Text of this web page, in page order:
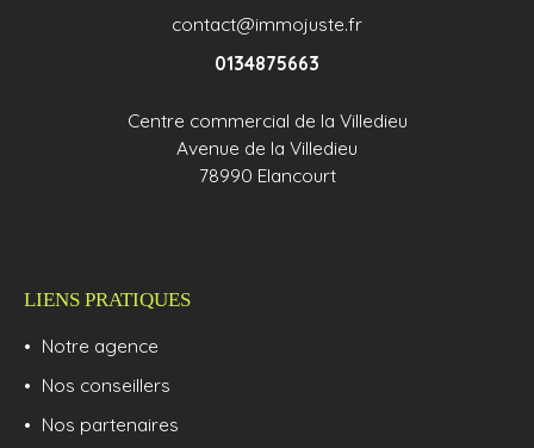
contact@immojuste.fr
0134875663
Centre commercial de la Villedieu
Avenue de la Villedieu
78990 Elancourt
LIENS PRATIQUES
Notre agence
Nos conseillers
Nos partenaires